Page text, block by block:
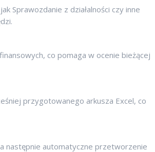
Sprawozdanie z działalności czy inne
co pomaga w ocenie bieżącej
przygotowanego arkusza Excel, co
następnie automatyczne przetworzenie